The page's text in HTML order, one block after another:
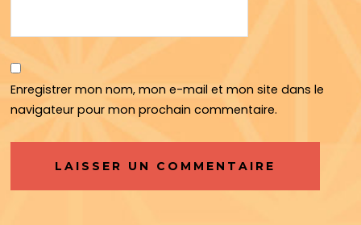
Enregistrer mon nom, mon e-mail et mon site dans le
navigateur pour mon prochain commentaire.